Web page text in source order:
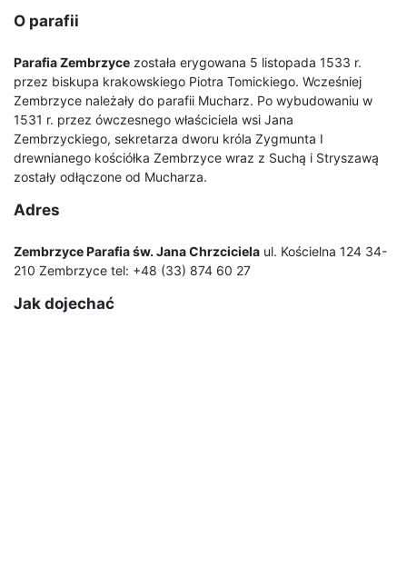
O parafii
Parafia Zembrzyce została erygowana 5 listopada 1533 r.
przez biskupa krakowskiego Piotra Tomickiego. Wcześniej
Zembrzyce należały do parafii Mucharz. Po wybudowaniu w
1531 r. przez ówczesnego właściciela wsi Jana
Zembrzyckiego, sekretarza dworu króla Zygmunta I
drewnianego kościółka Zembrzyce wraz z Suchą i Stryszawą
zostały odłączone od Mucharza.
Adres
Zembrzyce Parafia św. Jana Chrzciciela ul. Kościelna 124 34-
210 Zembrzyce tel: +48 (33) 874 60 27
Jak dojechać